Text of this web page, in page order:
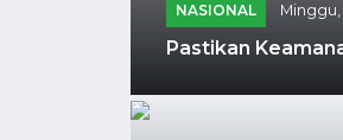
NASIONAL
Pastikan